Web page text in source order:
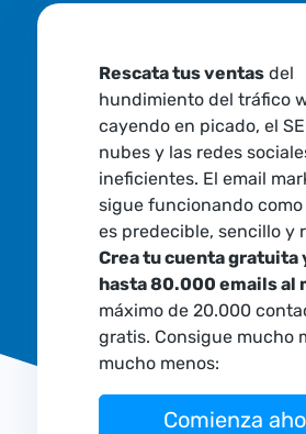
Rescata tus ventasdel
hundimiento del tráfico
cayendo en picado, el
nubes y las redes
ineficientes. El email
sigue funcionando como
es predecible, sencillo y
Crea tu cuenta gratuita
hasta 80.000 emails al
máximo de 20.000
gratis. Consigue mucho
mucho menos:
Comienza